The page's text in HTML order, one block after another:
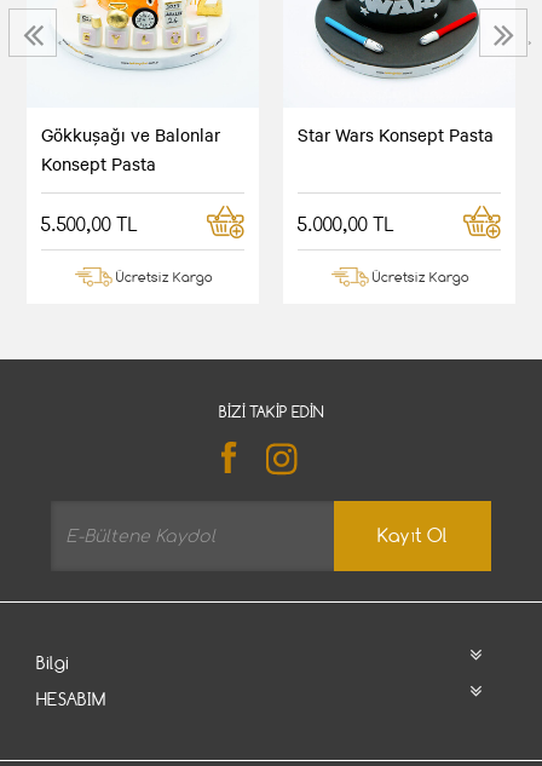
Gökkuşağı ve Balonlar
Konsept Pasta
5.500,00 TL
Ücretsiz Kargo
Star Wars Konsept Pasta
5.000,00 TL
Ücretsiz Kargo
‹ ›
BIZI TAKIP EDIN
Kayıt Ol
Bilgi
HESABIM